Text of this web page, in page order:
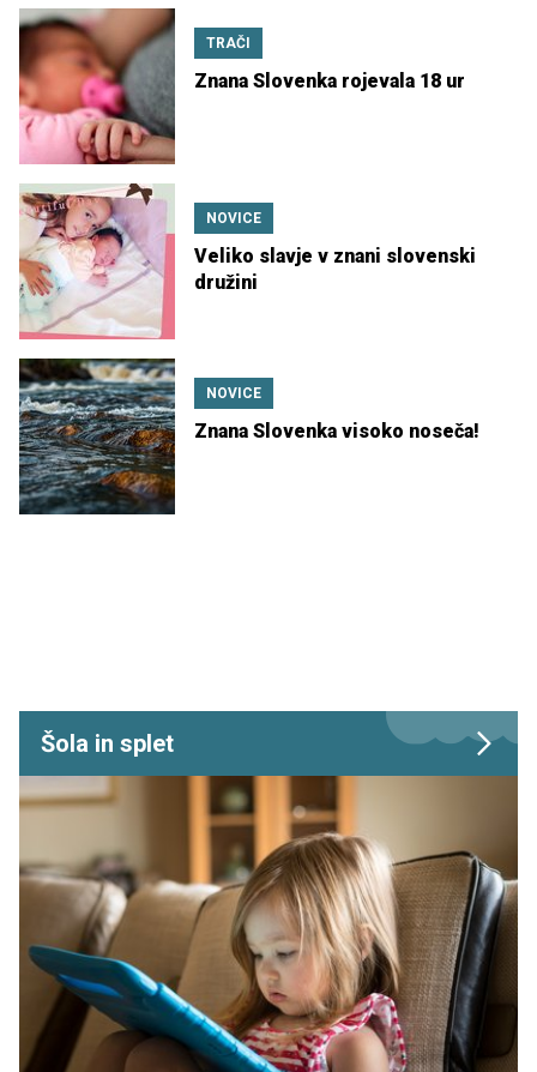
TRAČI
Znana Slovenka rojevala 18 ur
NOVICE
Veliko slavje v znani slovenski
družini
NOVICE
Znana Slovenka visoko noseča!
Šola in splet